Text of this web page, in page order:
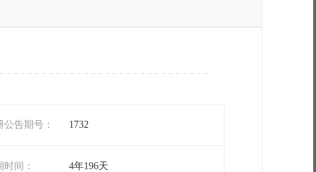
公告期号： 1732
时间： 4年196天